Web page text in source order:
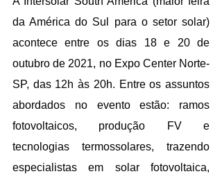
da América do Sul para o setor solar)
acontece entre os dias 18 e 20 de
outubro de 2021, no Expo Center Norte-
SP, das 12h às 20h. Entre os assuntos
abordados no evento estão: ramos
fotovoltaicos, produção FV e
tecnologias termossolares, trazendo
especialistas em solar fotovoltaica,